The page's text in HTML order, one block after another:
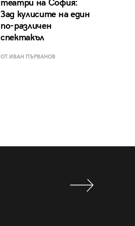
театри на София:
Зад кулисите на един
по-различен
спектакъл
ОТ ИВАН ПЪРВАНОВ